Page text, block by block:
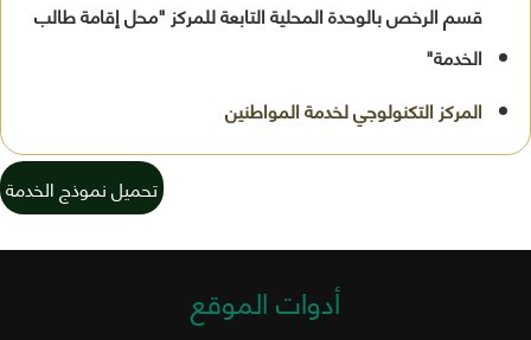
قسم الرخص بالوحدة المحلية التابعة للمركز "محل إقامة طالب
الخدمة"
تحميل نموذج الخدمة
أدوات الموقع